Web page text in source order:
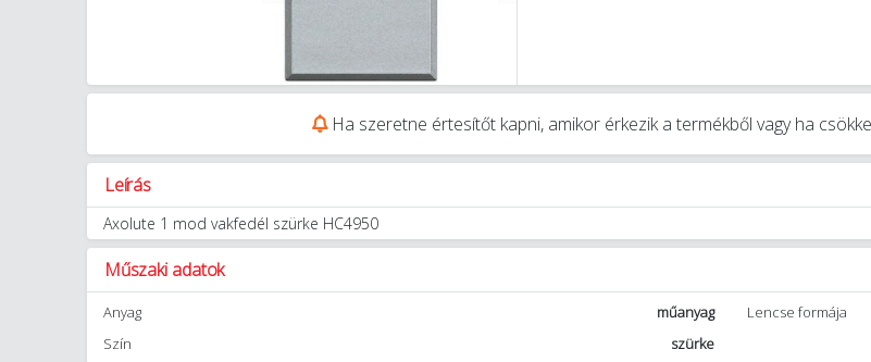
Ha szeretne értesítőt kapni, amikor érkezik a termékből vagy ha
Leírás
Axolute 1 mod vakfedél szürke HC4950
Műszaki adatok
Anyag műanyag Lencse formája
Szín
szürke